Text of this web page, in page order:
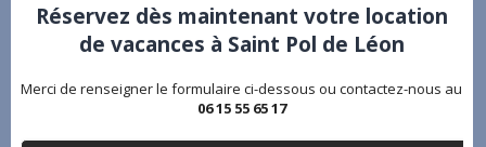
Réservez dès maintenant votre location
de vacances à Saint Pol de Léon
Merci de renseigner le formulaire ci-dessous ou contactez-nous au
06 15 55 65 17